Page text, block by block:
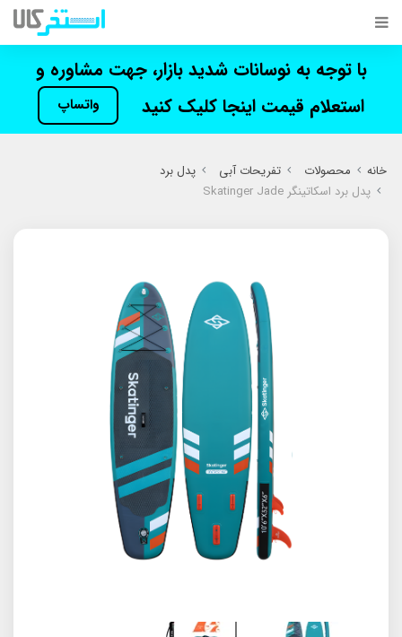
با توجه به نوسانات شدید بازار، جهت مشاوره و
استعلام قیمت اینجا کلیک کنید
واتساپ
خانه محصولات تفریحات آبی
پدل برد
پدل برد اسکاتینگر Skatinger Jade